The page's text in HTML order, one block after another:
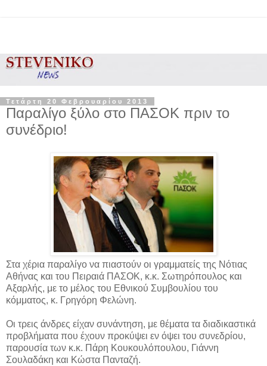
Τετάρτη 20 Φεβρουαρίου 2013
Παραλίγο ξύλο στο ΠΑΣΟΚ πριν το
συνέδριο!
Στα χέρια παραλίγο να πιαστούν οι γραμματείς της Νότιας
Αθήνας και του Πειραιά ΠΑΣΟΚ, κ.κ. Σωτηρόπουλος και
Αξαρλής, με το μέλος του Εθνικού Συμβουλίου του
κόμματος, κ. Γρηγόρη Φελώνη.
Οι τρεις άνδρες είχαν συνάντηση, με θέματα τα διαδικαστικά
προβλήματα που έχουν προκύψει εν όψει του συνεδρίου,
παρουσία των κ.κ. Πάρη Κουκουλόπουλου, Γιάννη
Σουλαδάκη και Κώστα Πανταζή.